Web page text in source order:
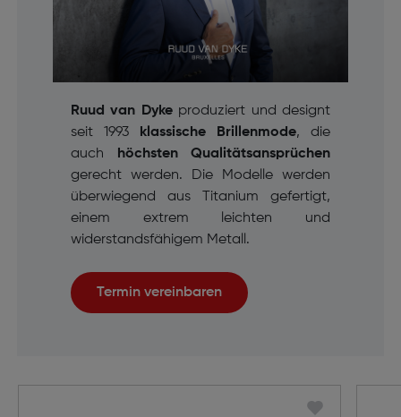
Ruud van Dykeproduziert und designt
seit 1993 klassische Brillenmode, die
auch höchsten Qualitätsansprüchen
gerecht werden. Die Modelle werden
überwiegend aus Titanium gefertigt,
einem extrem leichten und
widerstandsfähigem Metall.
Termin vereinbaren